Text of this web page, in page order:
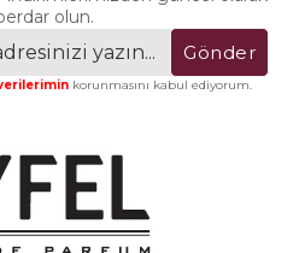
olun.
Gönder
korunmasını kabul ediyorum.